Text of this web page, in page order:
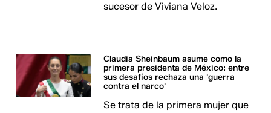
sucesor de Viviana Veloz.
Claudia Sheinbaum asume como la
primera presidenta de México: entre
sus desafíos rechaza una 'guerra
contra el narco'
Se trata de la primera mujer que